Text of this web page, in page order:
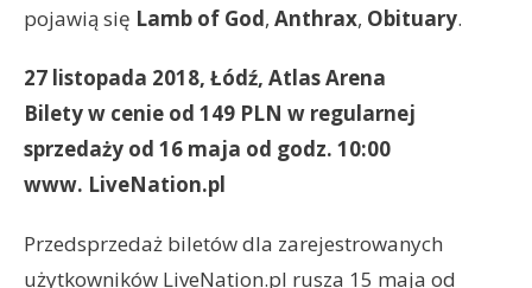
pojawią się Lamb of God, Anthrax, Obituary.
27 listopada 2018, Łódź, Atlas Arena
Bilety w cenie od 149 PLN w regularnej
sprzedaży od 16 maja od godz. 10:00
www. LiveNation.pl
Przedsprzedaż biletów dla zarejestrowanych
użytkowników LiveNation.pl rusza 15 maja od